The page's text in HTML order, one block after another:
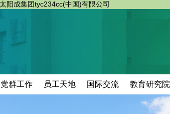
阳成集团tyc234cc(中国)有限公司
党群工作 员工天地 国际交流 教育研究院